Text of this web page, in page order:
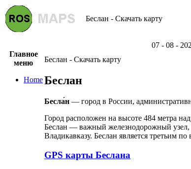
Беслан - Скачать карту
07 - 08 -
Главное
меню
Home
Беслан - Скачать карту
Беслан
Бесла́н — город в России,
Город расположен на высоте 484 метра
Беслан — важный железнодорожный
Владикавказу. Беслан является третьим
GPS карты Беслана